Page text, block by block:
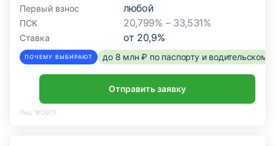
Первый взнос любой
ПСК 20,799% – 33,531%
Ставка от 20,9%
ПОЧЕМУ ВЫБИРАЮТ до 8 млн ₽ по паспорту и
Отправить заявку
Лиц. №2673